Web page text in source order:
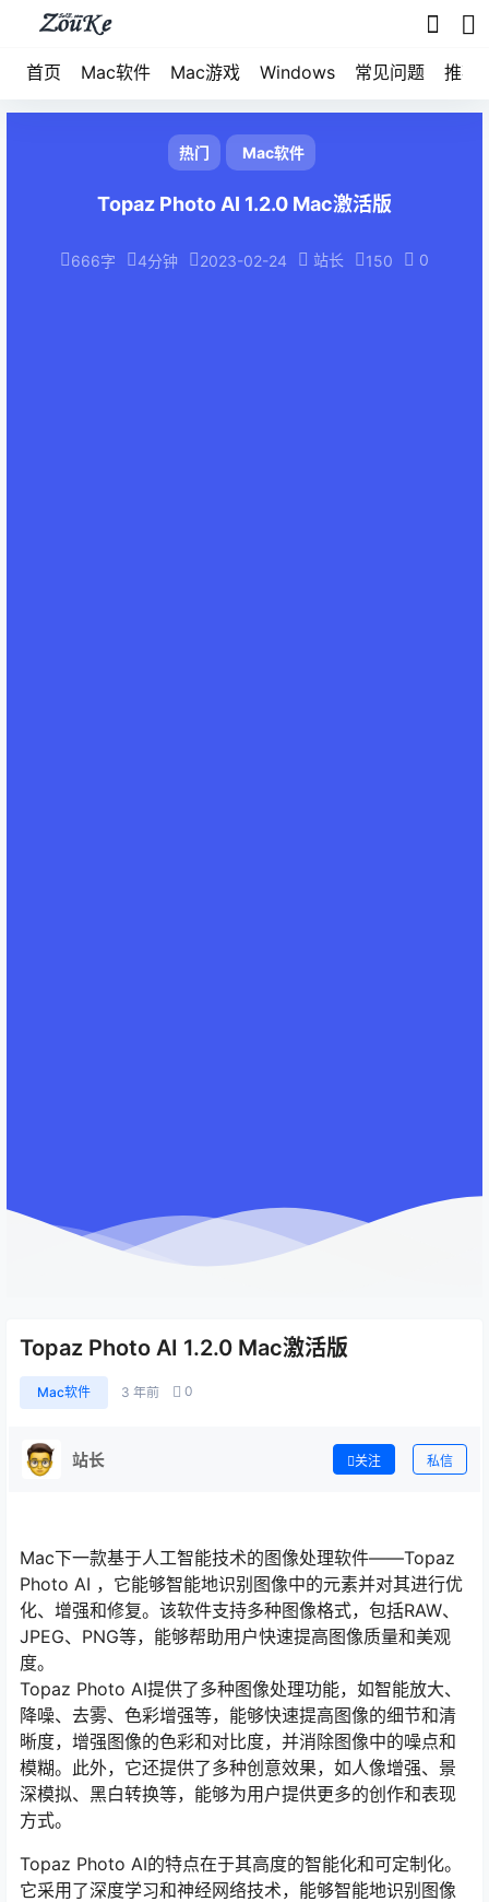
首页 Mac软件 Mac游戏 Windows 常见问题 推荐
热门 Mac软件
Topaz Photo AI 1.2.0 Mac激活版
666字 4分钟 2023-02-24 站长 150 0
Topaz Photo AI 1.2.0 Mac激活版
Mac软件 3 年前 0
站长 关注 私信
Mac下一款基于人工智能技术的图像处理软件——Topaz
Photo AI ，它能够智能地识别图像中的元素并对其进行优
化、增强和修复。该软件支持多种图像格式，包括RAW、
JPEG、PNG等，能够帮助用户快速提高图像质量和美观
度。
Topaz Photo AI提供了多种图像处理功能，如智能放大、
降噪、去雾、色彩增强等，能够快速提高图像的细节和清
晰度，增强图像的色彩和对比度，并消除图像中的噪点和
模糊。此外，它还提供了多种创意效果，如人像增强、景
深模拟、黑白转换等，能够为用户提供更多的创作和表现
方式。
Topaz Photo AI的特点在于其高度的智能化和可定制化。
它采用了深度学习和神经网络技术，能够智能地识别图像